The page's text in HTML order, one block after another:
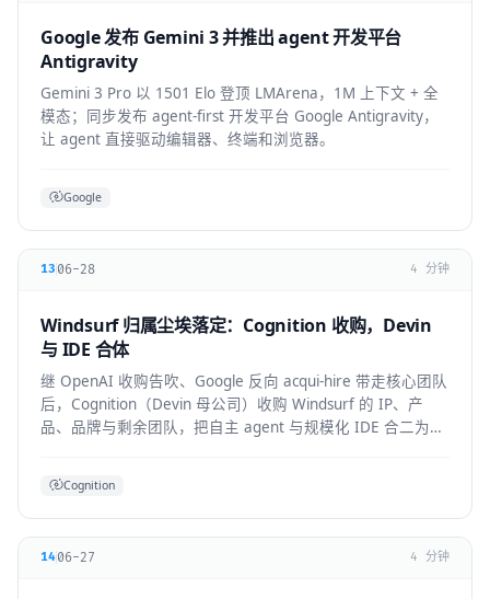
Google 发布 Gemini 3 并推出 agent 开发平台
Antigravity
Gemini 3 Pro 以 1501 Elo 登顶 LMArena，1M 上下文 + 全
模态；同步发布 agent-first 开发平台 Google Antigravity，
让 agent 直接驱动编辑器、终端和浏览器。
Google
13 06-28 4 分钟
Windsurf 归属尘埃落定：Cognition 收购，Devin
与 IDE 合体
继 OpenAI 收购告吹、Google 反向 acqui-hire 带走核心团队
后，Cognition（Devin 母公司）收购 Windsurf 的 IP、产
品、品牌与剩余团队，把自主 agent 与规模化 IDE 合二为
Cognition
1406-27 4 分钟